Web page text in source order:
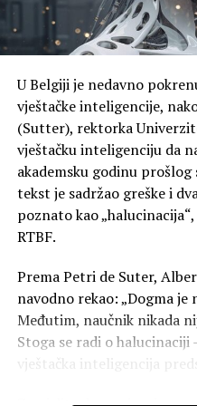
internet, čime bi se
Najbitnija činjenica jeste
može da pruži dosta
provode svoje vrijeme.
Njemački odbor za
planove Evropske
“Ni evrospke banke nijesu
projektom uvođenja
predložen Evropskom
planovima, građani bi
digitalnom novčaniku kod
siguran javni novac i, što
privatnih banaka”, kazao je
Banke, naravno, strahuju
trenutno služe kao
dodao je on.
Ipak, Popović naglašava
U Belgiji je nedavno
vještačke inteligencije,
(Sutter), rektorka
vještačku inteligenciju da
akademsku godinu
tekst je sadržao greške i
poznato kao
RTBF.
Prema Petri de Suter,
navodno rekao: „Dogma
Međutim, naučnik nikada
Stoga se radi o
vještačka inteligencija